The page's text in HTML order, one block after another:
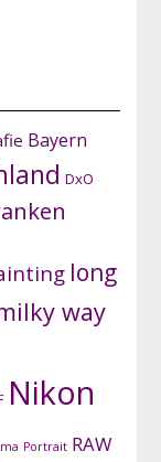
Bayern
DxO
long
way
Nikon
Portrait RAW